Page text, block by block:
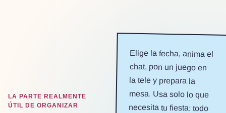
LA PARTE REALMENTE
ÚTIL DE ORGANIZAR
Elige la fecha, anima el
chat, pon un juego en
la tele y prepara la
mesa. Usa solo lo que
necesita tu fiesta: todo
este escritorio abre